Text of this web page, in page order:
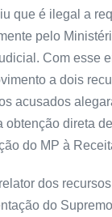
que é ilegal a
pelo
Com esse
a dois
acusados
obtenção direta
do MP à
dos
do